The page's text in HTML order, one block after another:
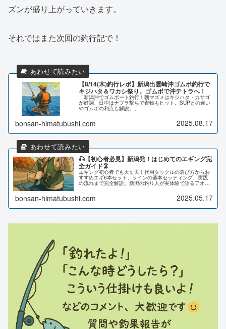
ズンが盛り上がっていきます。
それではまた次回の釣行記で！
【8/14(木)釣行レポ】新潟出雲崎沖ゴムボ釣行で
キジハタ＆ワカシ祭り。ゴムボで沖テトラへ！
「新潟沖でゴムボート釣行！朝マズメはキジハタ・カサゴ
が好調、日中はナブラ撃ちで青物もヒット。SUPとの違い
やゴムボの利点も解説。」
bonsan-himatubushi.com 2025.08.17
🎣【初心者必見】新潟発！はじめてのエギング完
全ガイド🦑
エギング初心者でも大丈夫！代用タックルの選び方からお
すすめエギ6本セット、ラインの基本セッティング、実践
の流れまで完全解説。新潟の釣り人が実体験で語るアオリ
bonsan-himatubushi.com 2025.05.17